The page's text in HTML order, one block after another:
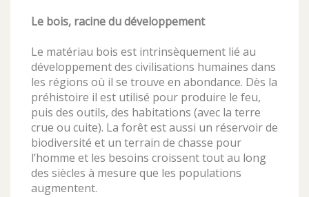
Le bois, racine du développement
Le matériau bois est intrinsèquement lié au
développement des civilisations humaines dans
les régions où il se trouve en abondance. Dès la
préhistoire il est utilisé pour produire le feu,
puis des outils, des habitations (avec la terre
crue ou cuite). La forêt est aussi un réservoir de
biodiversité et un terrain de chasse pour
l’homme et les besoins croissent tout au long
des siècles à mesure que les populations
augmentent.